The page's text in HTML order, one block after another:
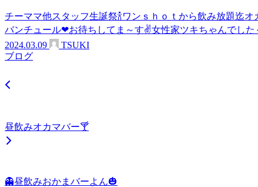
チーママ他スタッフ生誕祭🍾ワンｓｈｏｔから飲み放題迄
バンチュール❤お待ちしてま～す✌女性家ツキちゃんでした
2024.03.09
TSUKI
ブログ
昼飲みオカマバー🍸
👻昼飲みおかまバーよん🎃